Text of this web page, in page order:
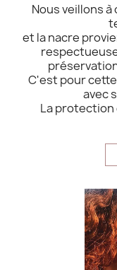
Nous veillons
et la nacre
C'est pour
avec
La